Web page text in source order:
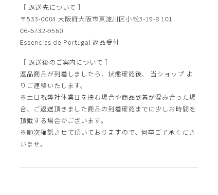
［ 返送先について ］
〒533-0004 大阪府大阪市東淀川区小松3-19-8 101
06-6732-9560
Essencias de Portugal 返品受付
［ 返送後のご案内について ］
返品商品が到着しましたら、状態確認後、 当ショップ よ
りご連絡いたします。
※土日祝弊社休業日を挟む場合や商品到着が混み合った場
合、ご返送頂きました商品の到着確認までに少しお時間を
頂戴する場合がございます。
※順次確認させて頂いておりますので、何卒ご了承くださ
いませ。